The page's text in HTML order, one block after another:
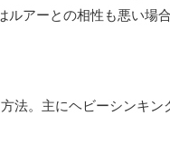
ルアーとの相性も悪い場
法。主にヘビーシンキン